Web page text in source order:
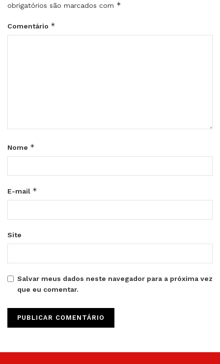
obrigatórios são marcados com *
Comentário *
Nome *
E-mail *
Site
Salvar meus dados neste navegador para a próxima vez
que eu comentar.